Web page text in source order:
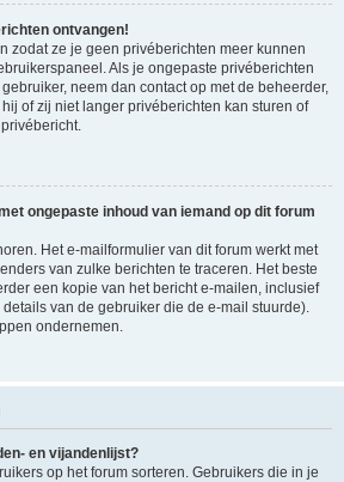
ontvangen!
zodat ze je geen privéberichten meer kunnen
Als je ongepaste privéberichten
neem dan contact op met de beheerder,
of zij niet langer privéberichten kan sturen of
ongepaste inhoud van iemand op dit forum
Het e-mailformulier van dit forum werkt met
van zulke berichten te traceren. Het beste
een kopie van het bericht e-mailen, inclusief
van de gebruiker die de e-mail stuurde).
ondernemen.
en vijandenlijst?
op het forum sorteren. Gebruikers die in je